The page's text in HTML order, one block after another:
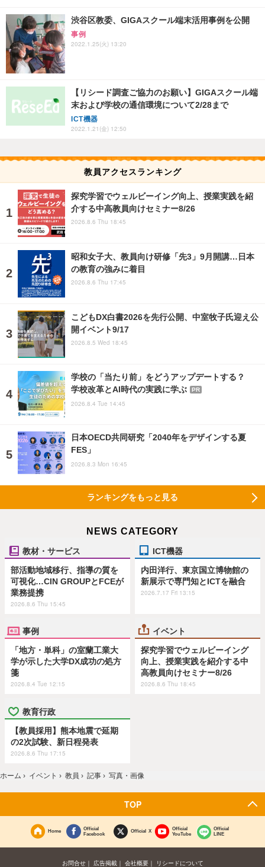
渋谷区教委、GIGAスクール端末活用事例を公開
事例
2022.1.25(火) 13:20
【リシード調査ご協力のお願い】GIGAスクール端
末および学校の通信環境について2/28まで
ICT機器
2022.1.21(金) 12:50
教員アクセスランキング
探究学習でウェルビーイング向上、授業実践を紹
介する中高教員向けセミナー8/26
2026.8.6 Thu 18:45
昭和女子大、教員向け研修「先3」9月開講…日本
の教育の強みに着目
2026.8.6 Thu 17:45
こどもDX白書2026を先行公開、中室牧子氏迎え公
開イベント9/17
2026.8.5 Wed 18:45
学校の「当たり前」をどうアップデートする？
学校改革とAI時代の実践に学ぶ
PR
2026.8.4 Tue 14:45
日本OECD共同研究「2040年をデザインする夏
FES」
2026.8.3 Mon 16:45
ランキングをもっと見る
NEWS CATEGORY
教材・サービス
部活動地域移行、指導の質を
可視化…CIN GROUPとFCEが
業務提携
2026.8.6 Thu 15:45
ICT機器
内田洋行、東京国立博物館の
新展示で専門知とICTを融合
2026.7.17 Fri 13:15
事例
「地方・単科」の室蘭工業大
学が示した大学DX成功の処方
箋
2026.8.4 Tue 12:15
イベント
探究学習でウェルビーイング
向上、授業実践を紹介する中
高教員向けセミナー8/26
2026.8.6 Thu 18:45
教育行政
【教員採用】熊本地震で延期
の2次試験、新日程発表
2026.8.6 Thu 17:15
ホーム › イベント › 教員 › 記事 › 写真・画像
TOP
Home
Official
Facebook
Official X
Official
YouTube
Official
LINE
お問合せ 広告掲載 会社概要 リシードについて